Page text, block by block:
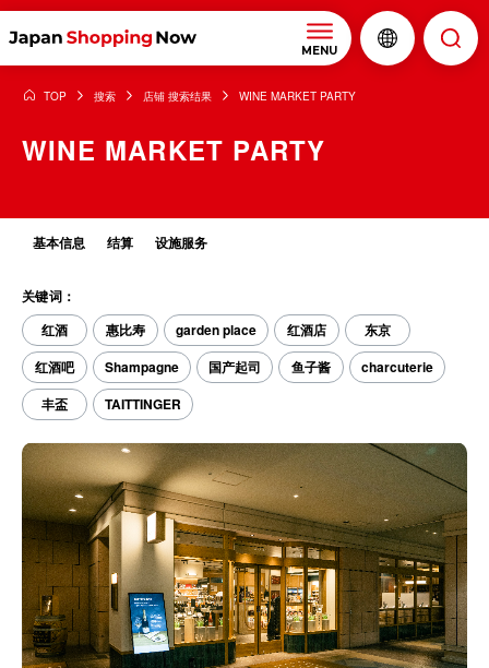
MENU
TOP 搜索 店铺 搜索结果 WINE MARKET PARTY
WINE MARKET PARTY
基本信息 结算 设施服务
关键词：
红酒
惠比寿 garden place 红酒店
东京
红酒吧
Shampagne 国产起司 鱼子酱
charcuterie
丰盃
TAITTINGER